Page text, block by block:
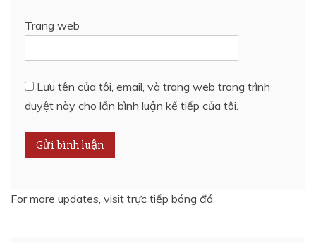
Trang web
Lưu tên của tôi, email, và trang web trong trình
duyệt này cho lần bình luận kế tiếp của tôi.
For more updates, visit trực tiếp bóng đá